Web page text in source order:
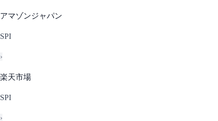
アマゾンジャパン
SPI
›
楽天市場
SPI
›